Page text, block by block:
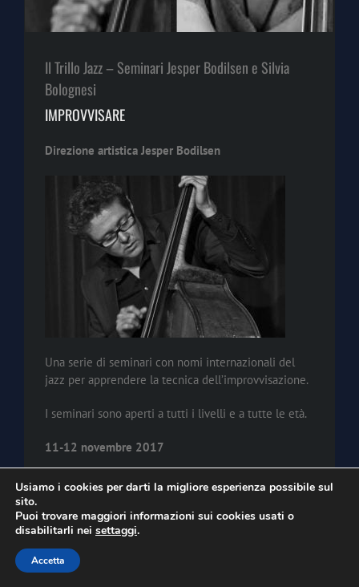
Il Trillo Jazz – Seminari Jesper Bodilsen e Silvia
Bolognesi
IMPROVVISARE
Direzione artistica Jesper Bodilsen
Una serie di seminari con nomi internazionali del
jazz per apprendere la tecnica dell’improvvisazione.
I seminari sono aperti a tutti i livelli e a tutte le età.
11-12 novembre 2017
Rhythms and swing in jazz and latin
Jesper Bodilsen -basso
Emanuele Parrini – violino
Usiamo i cookies per darti la migliore esperienza possibile sul
sito.
Puoi trovare maggiori informazioni sui cookies usati o
disabilitarli nei settaggi.
Accetta